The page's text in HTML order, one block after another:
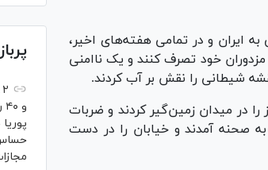
ایران و در تمامی هفته‌های اخیر،
مزدوران خود تصرف کنند و یک ناامنی
شیطانی را نقش بر آب کردند.
را در میدان زمین‌گیر کردند و ضربات
صحنه آمدند و خیابان را در دست
حساس